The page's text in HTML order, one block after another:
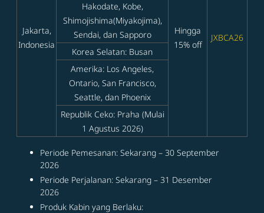
Jakarta,
Indonesia
Hingga
15% off
JXBCA26
Hakodate, Kobe,
Shimojishima(Miyakojima),
Sendai, dan Sapporo
Korea Selatan: Busan
Amerika: Los Angeles,
Ontario, San Francisco,
Seattle, dan Phoenix
Republik Ceko: Praha (Mulai
1 Agustus 2026)
Periode Pemesanan: Sekarang – 30 September
2026
Periode Perjalanan: Sekarang – 31 Desember
2026
Produk Kabin yang Berlaku: